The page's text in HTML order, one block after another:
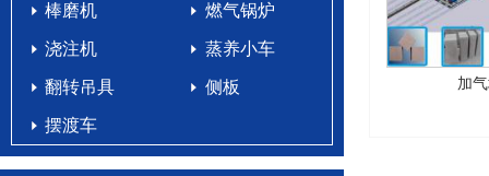
棒磨机 燃气锅炉
浇注机 蒸养小车
翻转吊具 侧板
摆渡车
加